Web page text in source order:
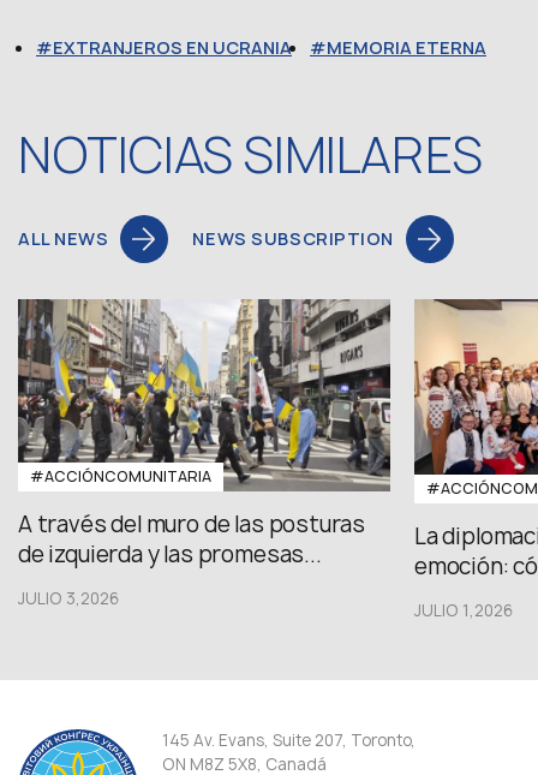
EXTRANJEROS EN UCRANIA MEMORIA ETERNA
NOTICIAS SIMILARES
ALL NEWS NEWS SUBSCRIPTION
#ACCIÓNCOMUNITARIA
A través del muro de las posturas
de izquierda y las promesas...
JULIO 3,2026
La
emoción:
JULIO 1,2026
145 Av. Evans, Suite 207, Toronto,
ON M8Z 5X8, Canadá